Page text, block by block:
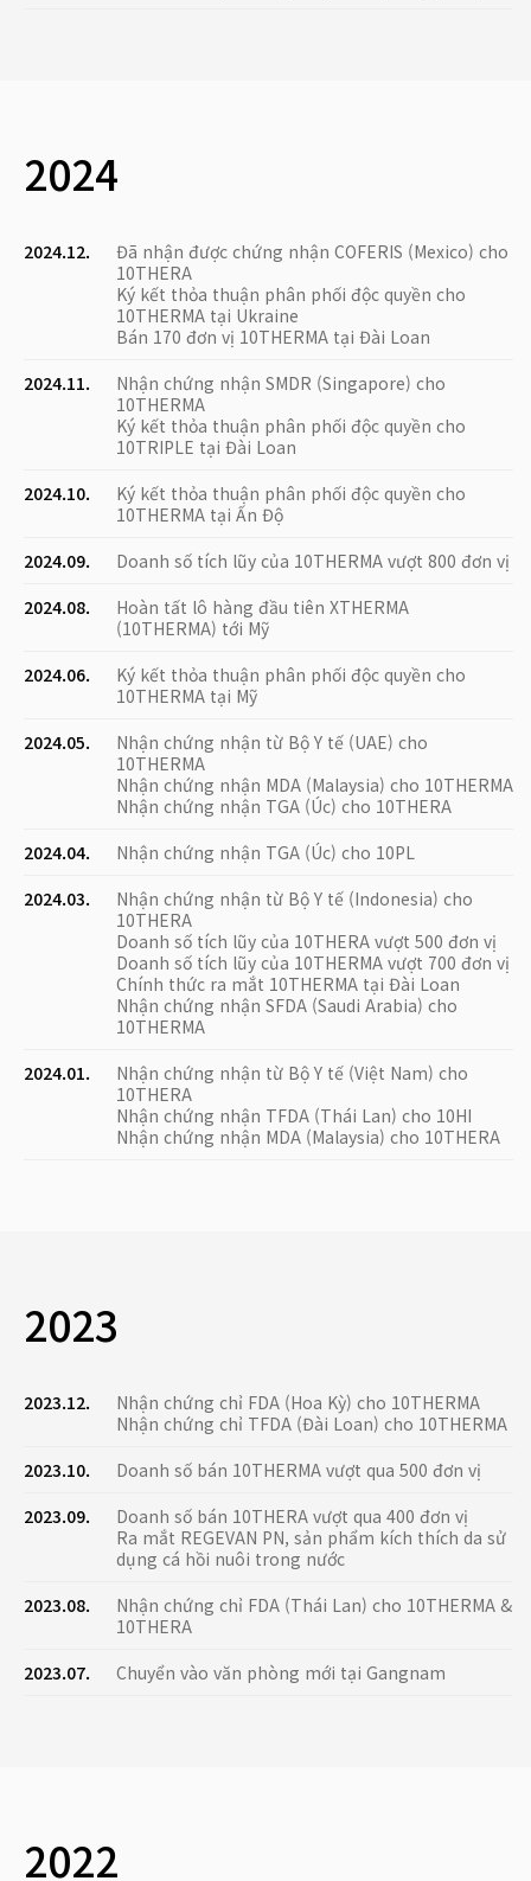
2024
2024.12.
Đã nhận được chứng nhận COFERIS (Mexico) cho
10THERA
Ký kết thỏa thuận phân phối độc quyền cho
10THERMA tại Ukraine
Bán 170 đơn vị 10THERMA tại Đài Loan
2024.11.
Nhận chứng nhận SMDR (Singapore) cho
10THERMA
Ký kết thỏa thuận phân phối độc quyền cho
10TRIPLE tại Đài Loan
2024.10.
Ký kết thỏa thuận phân phối độc quyền cho
10THERMA tại Ấn Độ
2024.09.
Doanh số tích lũy của 10THERMA vượt 800 đơn vị
2024.08.
Hoàn tất lô hàng đầu tiên XTHERMA
(10THERMA) tới Mỹ
2024.06.
Ký kết thỏa thuận phân phối độc quyền cho
10THERMA tại Mỹ
2024.05.
Nhận chứng nhận từ Bộ Y tế (UAE) cho
10THERMA
Nhận chứng nhận MDA (Malaysia) cho 10THERMA
Nhận chứng nhận TGA (Úc) cho 10THERA
2024.04.
Nhận chứng nhận TGA (Úc) cho 10PL
2024.03.
Nhận chứng nhận từ Bộ Y tế (Indonesia) cho
10THERA
Doanh số tích lũy của 10THERA vượt 500 đơn vị
Doanh số tích lũy của 10THERMA vượt 700 đơn vị
Chính thức ra mắt 10THERMA tại Đài Loan
Nhận chứng nhận SFDA (Saudi Arabia) cho
10THERMA
2024.01.
Nhận chứng nhận từ Bộ Y tế (Việt Nam) cho
10THERA
Nhận chứng nhận TFDA (Thái Lan) cho 10HI
Nhận chứng nhận MDA (Malaysia) cho 10THERA
2023
2023.12.
Nhận chứng chỉ FDA (Hoa Kỳ) cho 10THERMA
Nhận chứng chỉ TFDA (Đài Loan) cho 10THERMA
2023.10.
Doanh số bán 10THERMA vượt qua 500 đơn vị
2023.09.
Doanh số bán 10THERA vượt qua 400 đơn vị
Ra mắt REGEVAN PN, sản phẩm kích thích da sử
dụng cá hồi nuôi trong nước
2023.08.
Nhận chứng chỉ FDA (Thái Lan) cho 10THERMA &
10THERA
2023.07.
Chuyển vào văn phòng mới tại Gangnam
2022